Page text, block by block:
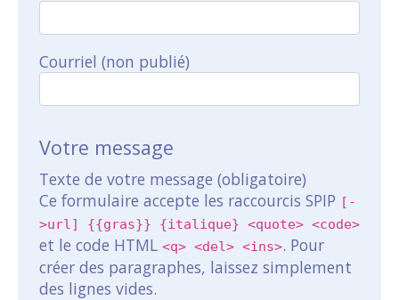
Courriel (non publié)
Votre message
Texte de votre message (obligatoire)
Ce formulaire accepte les raccourcis SPIP [-
>url] {{gras}} {italique} <quote> <code>
et le code HTML <q> <del> <ins>. Pour
créer des paragraphes, laissez simplement
des lignes vides.